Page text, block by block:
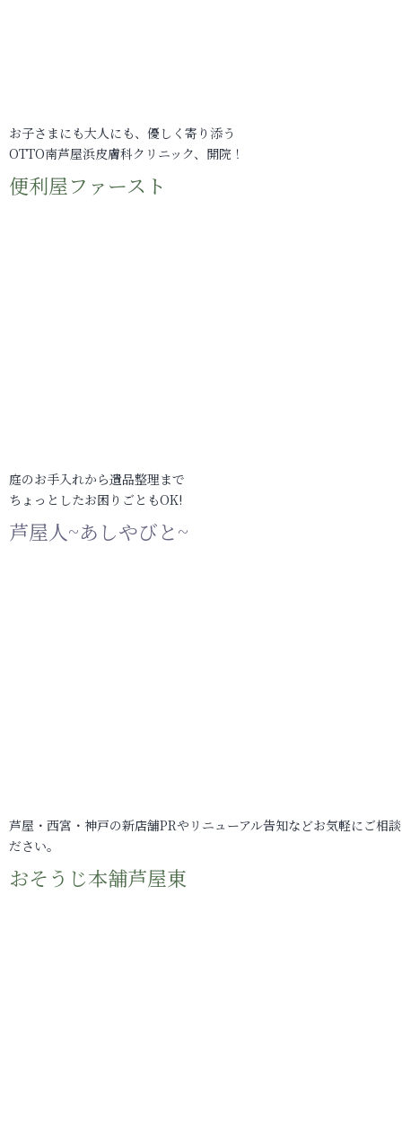
お子さまにも大人にも、優しく寄り添う
OTTO南芦屋浜皮膚科クリニック、開院！
便利屋ファースト
庭のお手入れから遺品整理まで
ちょっとしたお困りごともOK!
芦屋人~あしやびと~
芦屋・西宮・神戸の新店舗PRやリニューアル告知などお気軽にご相
ださい。
おそうじ本舗芦屋東